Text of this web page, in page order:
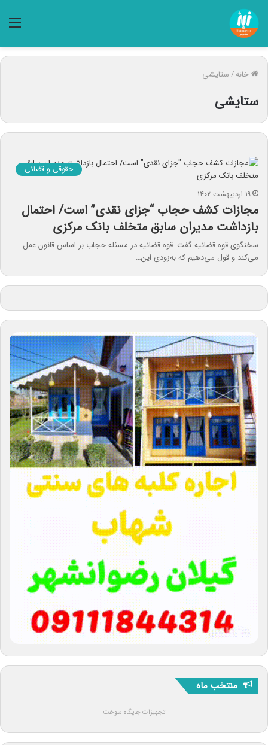
خانه/ستایشی
ستایشی
حقوقی و قضائی
۱۹ اردیبهشت ۱۴۰۲
مجازات کشف حجاب “جزای نقدی” است/ احتمال
بازداشت مدیران سابق متخلف بانک مرکزی
سخنگوی قوه قضائیه گفت: قوه قضائیه در مسئله حجاب بر اساس قانون عمل
می‌کند و قول می‌دهیم که به‌زودی این…
منتخب ماه
تجهیزات جایگاه سوخت